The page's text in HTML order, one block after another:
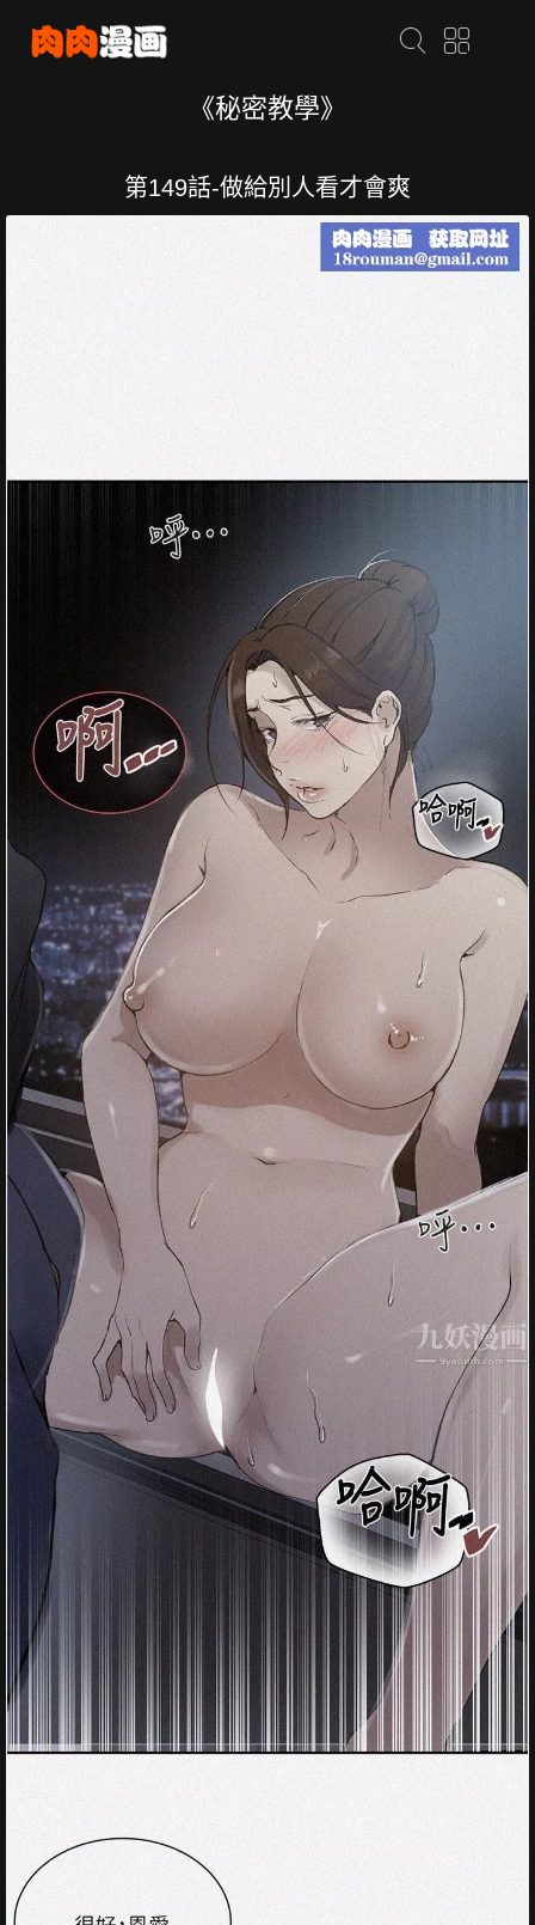
《秘密教學》
第149話-做給別人看才會爽